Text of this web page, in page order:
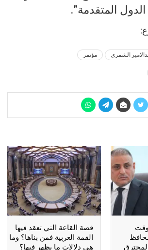
المتقدمة”.
الشمري مؤتمر
قصة القاعة التي تعقد فيها
القمة العربية فمن بناها؟ وما
هي دلالات ما يظهر فيها؟